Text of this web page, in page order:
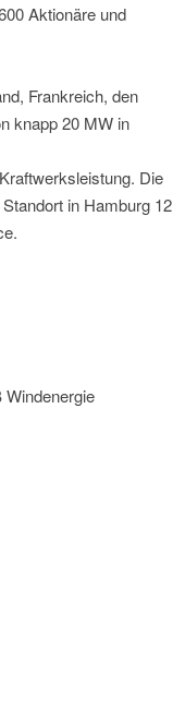
Aktionäre und
Frankreich, den
knapp 20 MW in
Die
in Hamburg 12
Windenergie